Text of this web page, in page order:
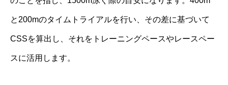
と200mのタイムトライアルを行い、その差に基づいて
CSSを算出し、それをトレーニングペースやレースペー
スに活用します。